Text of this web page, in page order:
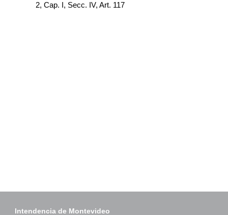
2, Cap. I, Secc. IV, Art. 117
Intendencia de Montevideo